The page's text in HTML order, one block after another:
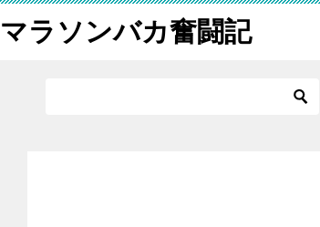
マラソンバカ奮闘記